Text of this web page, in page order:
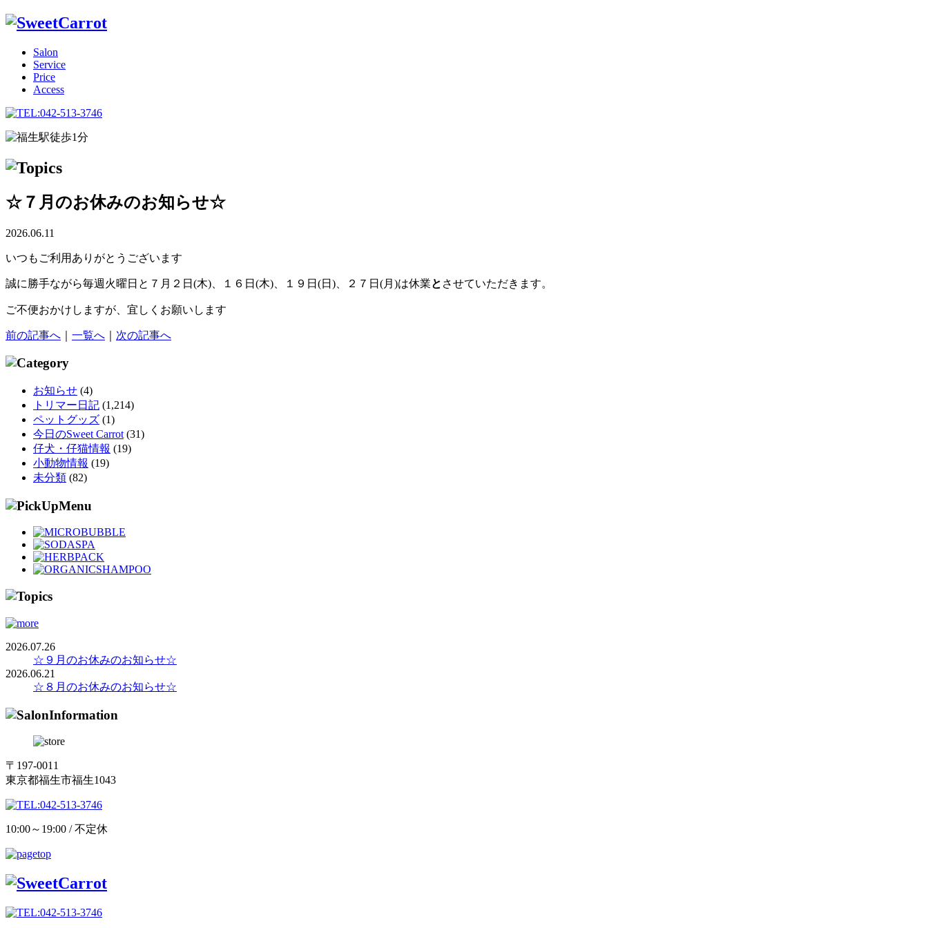
Salon
Service
Price
Access
☆７月のお休みのお知らせ☆
2026.06.11
いつもご利用ありがとうございます
誠に勝手ながら毎週火曜日と７月２日(木)、１６日(木)、１９日(日)、２７日(月)は休業と させていただきます。
ご不便おかけしますが、宜しくお願いします
前の記事へ 一覧へ 次の記事へ
お知らせ (4)
トリマー日記 (1,214)
ペットグッズ (1)
今日のSweet Carrot (31)
仔犬・仔猫情報 (19)
小動物情報 (19)
未分類 (82)
2026.07.26
☆９月のお休みのお知らせ☆
2026.06.21
☆８月のお休みのお知らせ☆
〒197-0011
東京都福生市福生1043
10:00～19:00 / 不定休